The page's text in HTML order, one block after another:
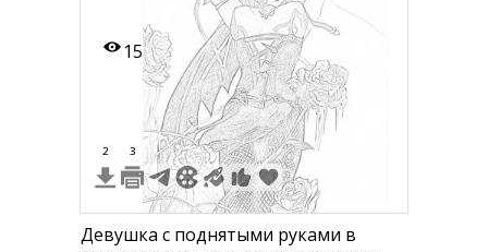
15
2 3
Девушка с поднятыми руками в